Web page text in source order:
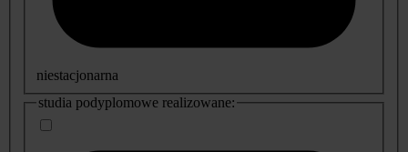
niestacjonarna
studia podyplomowe realizowane: